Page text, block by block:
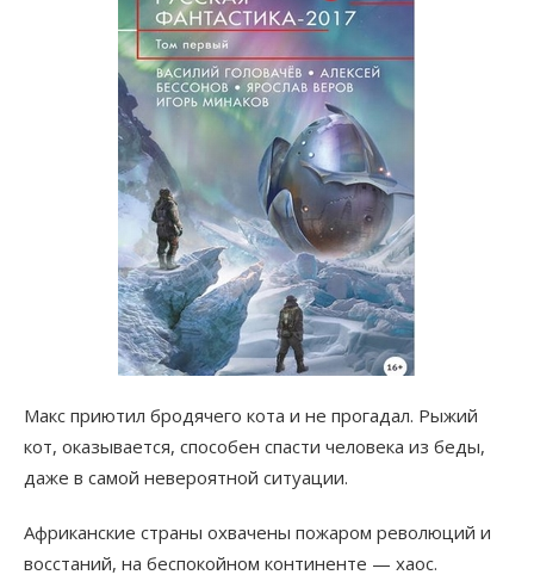
Макс приютил бродячего кота и не прогадал. Рыжий
кот, оказывается, способен спасти человека из беды,
даже в самой невероятной ситуации.
Африканские страны охвачены пожаром революций и
восстаний, на беспокойном континенте — хаос.